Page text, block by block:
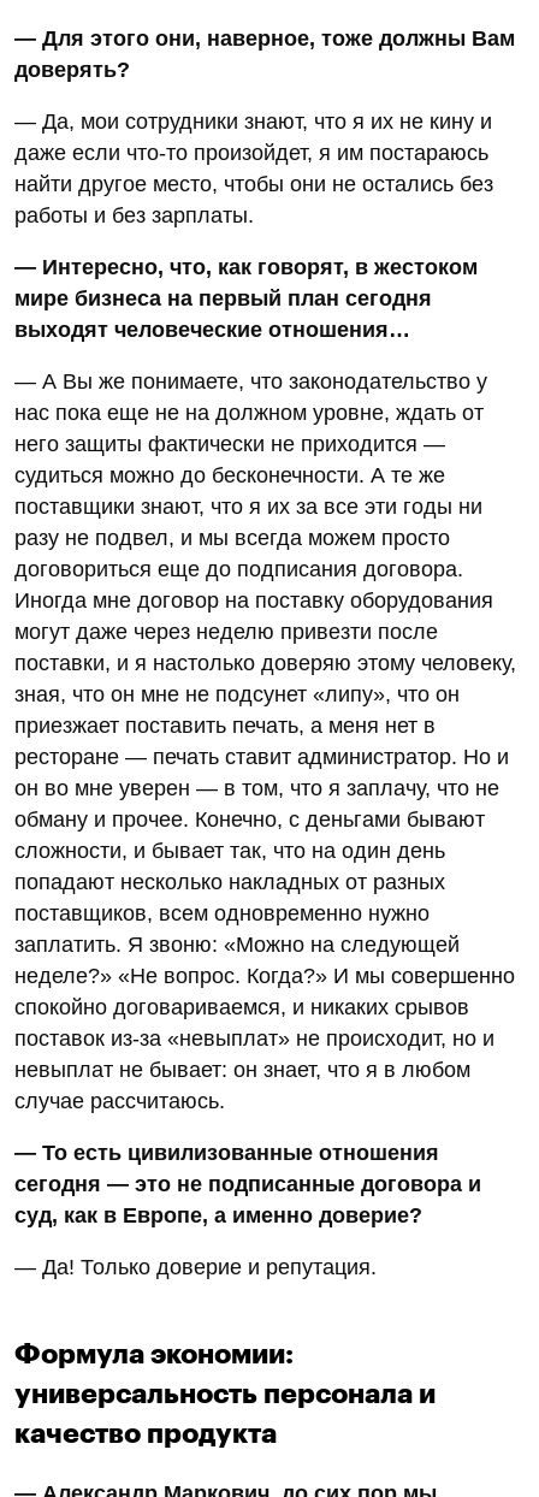
— Для этого они, наверное, тоже должны Вам
доверять?
— Да, мои сотрудники знают, что я их не кину и
даже если что-то произойдет, я им постараюсь
найти другое место, чтобы они не остались без
работы и без зарплаты.
— Интересно, что, как говорят, в жестоком
мире бизнеса на первый план сегодня
выходят человеческие отношения…
— А Вы же понимаете, что законодательство у
нас пока еще не на должном уровне, ждать от
него защиты фактически не приходится —
судиться можно до бесконечности. А те же
поставщики знают, что я их за все эти годы ни
разу не подвел, и мы всегда можем просто
договориться еще до подписания договора.
Иногда мне договор на поставку оборудования
могут даже через неделю привезти после
поставки, и я настолько доверяю этому человеку,
зная, что он мне не подсунет «липу», что он
приезжает поставить печать, а меня нет в
ресторане — печать ставит администратор. Но и
он во мне уверен — в том, что я заплачу, что не
обману и прочее. Конечно, с деньгами бывают
сложности, и бывает так, что на один день
попадают несколько накладных от разных
поставщиков, всем одновременно нужно
заплатить. Я звоню: «Можно на следующей
неделе?» «Не вопрос. Когда?» И мы совершенно
спокойно договариваемся, и никаких срывов
поставок из-за «невыплат» не происходит, но и
невыплат не бывает: он знает, что я в любом
случае рассчитаюсь.
— То есть цивилизованные отношения
сегодня — это не подписанные договора и
суд, как в Европе, а именно доверие?
— Да! Только доверие и репутация.
Формула экономии:
универсальность персонала и
качество продукта